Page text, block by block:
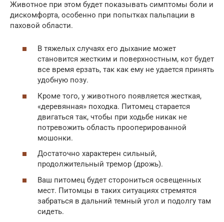
Животное при этом будет показывать симптомы боли и
дискомфорта, особенно при попытках пальпации в
паховой области.
В тяжелых случаях его дыхание может
становится жестким и поверхностным, кот будет
все время ерзать, так как ему не удается принять
удобную позу.
Кроме того, у животного появляется жесткая,
«деревянная» походка. Питомец старается
двигаться так, чтобы при ходьбе никак не
потревожить область прооперированной
мошонки.
Достаточно характерен сильный,
продолжительный тремор (дрожь).
Ваш питомец будет сторониться освещенных
мест. Питомцы в таких ситуациях стремятся
забраться в дальний темный угол и подолгу там
сидеть.